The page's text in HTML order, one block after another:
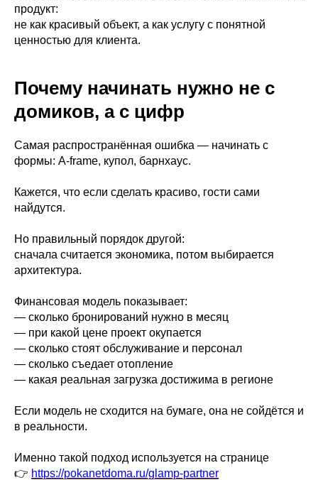
продукт:
не как красивый объект, а как услугу с понятной
ценностью для клиента.
Почему начинать нужно не с
домиков, а с цифр
Самая распространённая ошибка — начинать с
формы: A-frame, купол, барнхаус.
Кажется, что если сделать красиво, гости сами
найдутся.
Но правильный порядок другой:
сначала считается экономика, потом выбирается
архитектура.
Финансовая модель показывает:
— сколько бронирований нужно в месяц
— при какой цене проект окупается
— сколько стоят обслуживание и персонал
— сколько съедает отопление
— какая реальная загрузка достижима в регионе
Если модель не сходится на бумаге, она не сойдётся и
в реальности.
Именно такой подход используется на странице
👉 https://pokanetdoma.ru/glamp-partner